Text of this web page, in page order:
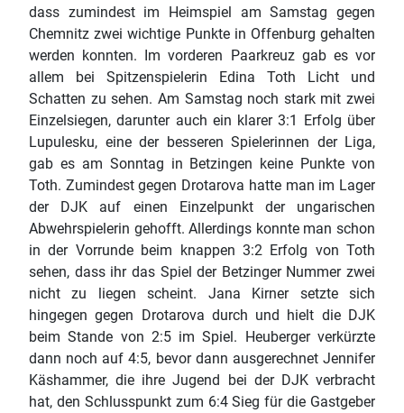
dass zumindest im Heimspiel am Samstag gegen
Chemnitz zwei wichtige Punkte in Offenburg gehalten
werden konnten. Im vorderen Paarkreuz gab es vor
allem bei Spitzenspielerin Edina Toth Licht und
Schatten zu sehen. Am Samstag noch stark mit zwei
Einzelsiegen, darunter auch ein klarer 3:1 Erfolg über
Lupulesku, eine der besseren Spielerinnen der Liga,
gab es am Sonntag in Betzingen keine Punkte von
Toth. Zumindest gegen Drotarova hatte man im Lager
der DJK auf einen Einzelpunkt der ungarischen
Abwehrspielerin gehofft. Allerdings konnte man schon
in der Vorrunde beim knappen 3:2 Erfolg von Toth
sehen, dass ihr das Spiel der Betzinger Nummer zwei
nicht zu liegen scheint. Jana Kirner setzte sich
hingegen gegen Drotarova durch und hielt die DJK
beim Stande von 2:5 im Spiel. Heuberger verkürzte
dann noch auf 4:5, bevor dann ausgerechnet Jennifer
Käshammer, die ihre Jugend bei der DJK verbracht
hat, den Schlusspunkt zum 6:4 Sieg für die Gastgeber